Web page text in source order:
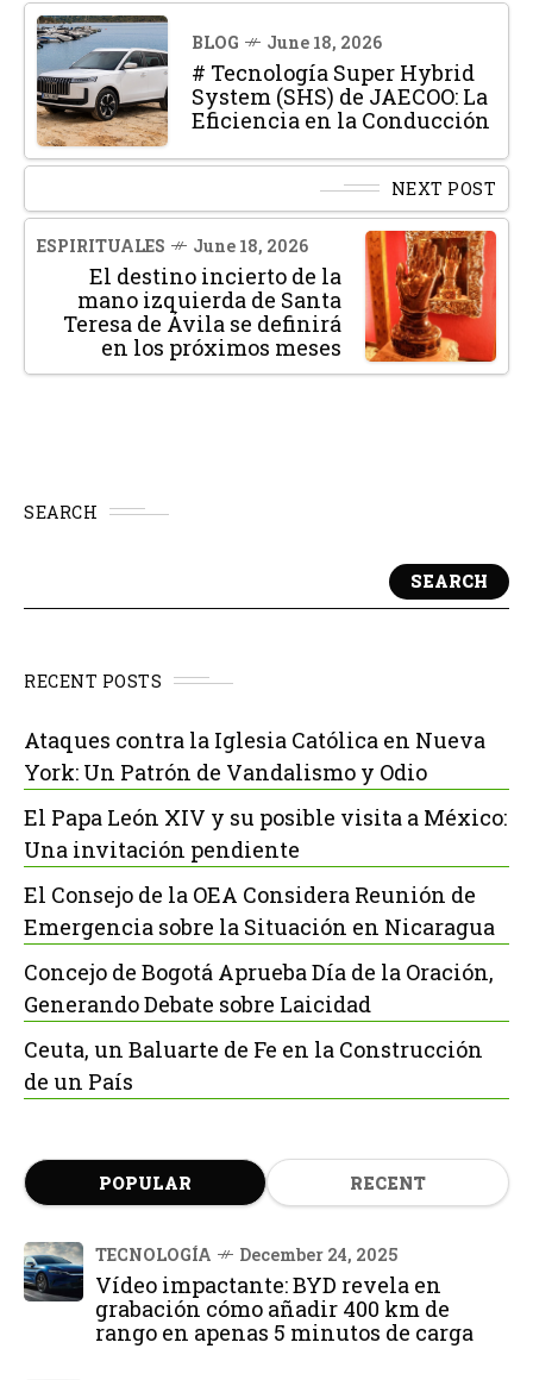
BLOG June 18, 2026
# Tecnología Super Hybrid
System (SHS) de JAECOO: La
Eficiencia en la Conducción
NEXT POST
ESPIRITUALES June 18, 2026
El destino incierto de la
mano izquierda de Santa
Teresa de Ávila se definirá
en los próximos meses
SEARCH
SEARCH
RECENT POSTS
Ataques contra la Iglesia Católica en Nueva
York: Un Patrón de Vandalismo y Odio
El Papa León XIV y su posible visita a México:
Una invitación pendiente
El Consejo de la OEA Considera Reunión de
Emergencia sobre la Situación en Nicaragua
Concejo de Bogotá Aprueba Día de la Oración,
Generando Debate sobre Laicidad
Ceuta, un Baluarte de Fe en la Construcción
de un País
POPULAR RECENT
TECNOLOGÍA December 24, 2025
Vídeo impactante: BYD revela en
grabación cómo añadir 400 km de
rango en apenas 5 minutos de carga